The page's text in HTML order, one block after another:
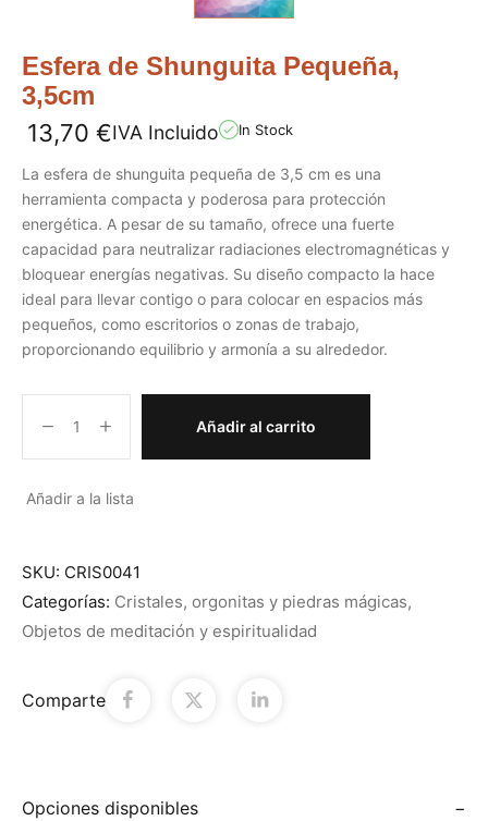
Esfera de Shunguita Pequeña,
3,5cm
13,70 €IVA Incluido In Stock
La esfera de shunguita pequeña de 3,5 cm es una
herramienta compacta y poderosa para protección
energética. A pesar de su tamaño, ofrece una fuerte
capacidad para neutralizar radiaciones electromagnéticas y
bloquear energías negativas. Su diseño compacto la hace
ideal para llevar contigo o para colocar en espacios más
pequeños, como escritorios o zonas de trabajo,
proporcionando equilibrio y armonía a su alrededor.
Añadir al carrito
Añadir a la lista
SKU: CRIS0041
Categorías: Cristales, orgonitas y piedras mágicas,
Objetos de meditación y espiritualidad
Comparte
Opciones disponibles